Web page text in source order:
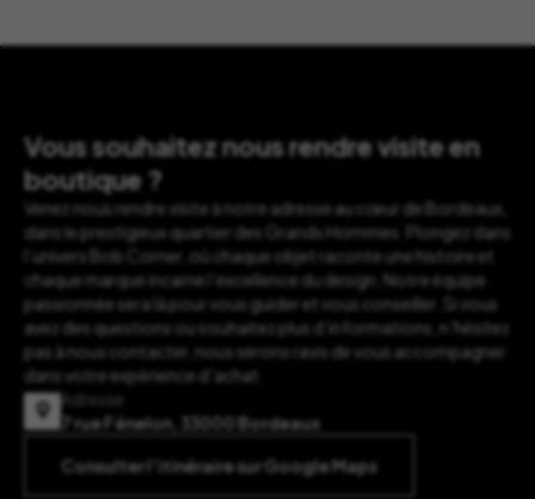
Vous souhaitez nous rendre visite en
boutique ?
Venez nous rendre visite à notre adresse au cœur de Bordeaux,
dans le prestigieux quartier des Grands Hommes. Plongez dans
l’univers Bob Corner, où chaque objet raconte une histoire et
chaque marque incarne l’excellence du design. Notre équipe
passionnée sera là pour vous guider et vous conseiller. Si vous
avez des questions ou souhaitez plus d’informations, n’hésitez
pas à nous contacter, nous serons ravis de vous accompagner
dans votre expérience d’achat.
Adresse
7 rue Fénelon, 33000 Bordeaux
Consulter l’itinéraire sur Google Maps